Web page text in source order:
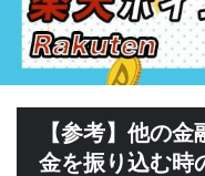
【参考】他の
金を振り込む時